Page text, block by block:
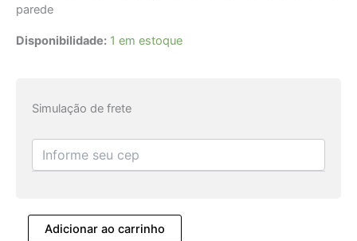
parede
Disponibilidade: 1 em estoque
Simulação de frete
Adicionar ao carrinho